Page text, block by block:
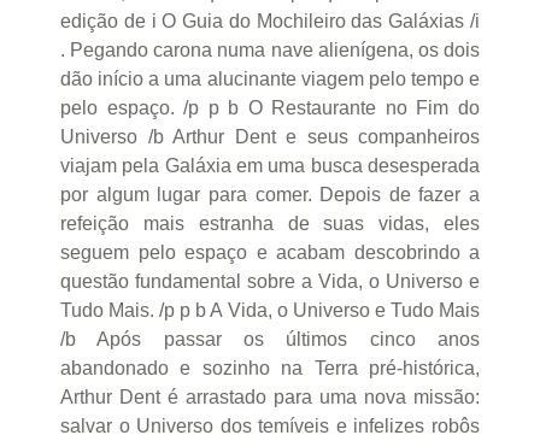
edição de i O Guia do Mochileiro das Galáxias /i
. Pegando carona numa nave alienígena, os dois
dão início a uma alucinante viagem pelo tempo e
pelo espaço. /p p b O Restaurante no Fim do
Universo /b Arthur Dent e seus companheiros
viajam pela Galáxia em uma busca desesperada
por algum lugar para comer. Depois de fazer a
refeição mais estranha de suas vidas, eles
seguem pelo espaço e acabam descobrindo a
questão fundamental sobre a Vida, o Universo e
Tudo Mais. /p p b A Vida, o Universo e Tudo Mais
/b Após passar os últimos cinco anos
abandonado e sozinho na Terra pré-histórica,
Arthur Dent é arrastado para uma nova missão:
salvar o Universo dos temíveis e infelizes robôs